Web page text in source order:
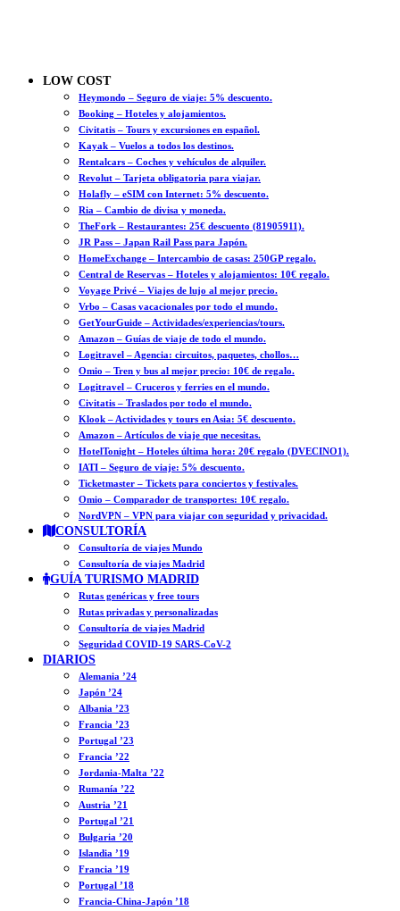
LOW COST
Heymondo – Seguro de viaje: 5% descuento.
Booking – Hoteles y alojamientos.
Civitatis – Tours y excursiones en español.
Kayak – Vuelos a todos los destinos.
Rentalcars – Coches y vehículos de alquiler.
Revolut – Tarjeta obligatoria para viajar.
Holafly – eSIM con Internet: 5% descuento.
Ria – Cambio de divisa y moneda.
TheFork – Restaurantes: 25€ descuento (81905911).
JR Pass – Japan Rail Pass para Japón.
HomeExchange – Intercambio de casas: 250GP regalo.
Central de Reservas – Hoteles y alojamientos: 10€ regalo.
Voyage Privé – Viajes de lujo al mejor precio.
Vrbo – Casas vacacionales por todo el mundo.
GetYourGuide – Actividades/experiencias/tours.
Amazon – Guías de viaje de todo el mundo.
Logitravel – Agencia: circuitos, paquetes, chollos…
Omio – Tren y bus al mejor precio: 10€ de regalo.
Logitravel – Cruceros y ferries en el mundo.
Civitatis – Traslados por todo el mundo.
Klook – Actividades y tours en Asia: 5€ descuento.
Amazon – Artículos de viaje que necesitas.
HotelTonight – Hoteles última hora: 20€ regalo (DVECINO1).
IATI – Seguro de viaje: 5% descuento.
Ticketmaster – Tickets para conciertos y festivales.
Omio – Comparador de transportes: 10€ regalo.
NordVPN – VPN para viajar con seguridad y privacidad.
CONSULTORÍA
Consultoría de viajes Mundo
Consultoría de viajes Madrid
GUÍA TURISMO MADRID
Rutas genéricas y free tours
Rutas privadas y personalizadas
Consultoría de viajes Madrid
Seguridad COVID-19 SARS-CoV-2
DIARIOS
Alemania ’24
Japón ’24
Albania ’23
Francia ’23
Portugal ’23
Francia ’22
Jordania-Malta ’22
Rumanía ’22
Austria ’21
Portugal ’21
Bulgaria ’20
Islandia ’19
Francia ’19
Portugal ’18
Francia-China-Japón ’18